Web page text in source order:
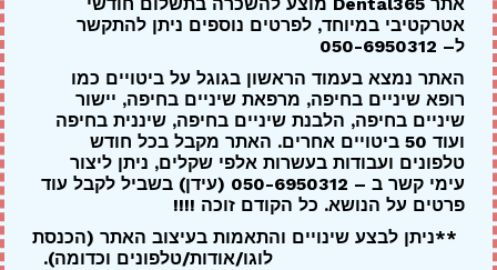
יישור שיניים בקריות
אטרקטיבי במיוחד, לפרטים נוספים ניתן להתקשר
ל– 050-6950312
האתר נמצא בעמוד הראשון בגוגל על ביטויים כמו
רופא שיניים בחיפה, מרפאת שיניים בחיפה, יישור
שיניים בחיפה, הלבנת שיניים בחיפה, שיננית בחיפה
ועוד 50 ביטויים אחרים. האתר מקבל בכל חודש
טלפונים ועבודות בעשרות אלפי שקלים, ניתן ליצור
עימי קשר ב – 050-6950312 (עידן) בשביל לקבל עוד
פרטים על הנושא. כל הקודם זוכה !!!!
**ניתן לבצע שינויים והתאמות בעיצוב האתר (הכנסת
לוגו/אודות/טלפונים וכדומה).